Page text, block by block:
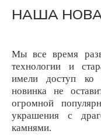
НАША
Мы все время
технологии и
имели доступ
новинка не
огромной
украшения с
камнями.